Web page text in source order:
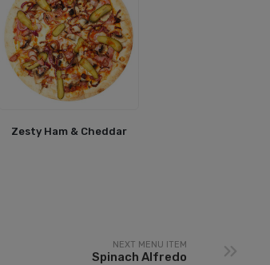
Zesty Ham & Cheddar
NEXT MENU ITEM
Spinach Alfredo